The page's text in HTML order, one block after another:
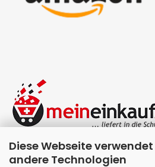
Diese Webseite
andere Technologien